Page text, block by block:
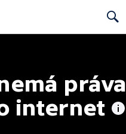
práva
internet